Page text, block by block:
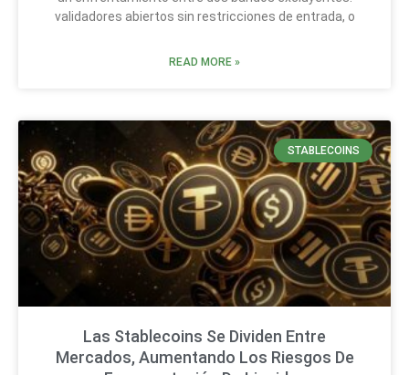
validadores abiertos sin restricciones de entrada, o
READ MORE »
STABLECOINS
Las Stablecoins Se Dividen Entre
Mercados, Aumentando Los Riesgos De